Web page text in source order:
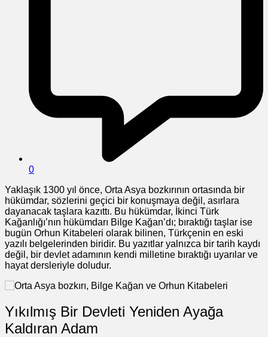
0
Yaklaşık 1300 yıl önce, Orta Asya bozkırının ortasında bir
hükümdar, sözlerini geçici bir konuşmaya değil, asırlara
dayanacak taşlara kazıttı. Bu hükümdar, İkinci Türk
Kağanlığı’nın hükümdarı Bilge Kağan’dı; bıraktığı taşlar ise
bugün Orhun Kitabeleri olarak bilinen, Türkçenin en eski
yazılı belgelerinden biridir. Bu yazıtlar yalnızca bir tarih kaydı
değil, bir devlet adamının kendi milletine bıraktığı uyarılar ve
hayat dersleriyle doludur.
Yıkılmış Bir Devleti Yeniden Ayağa
Kaldıran Adam